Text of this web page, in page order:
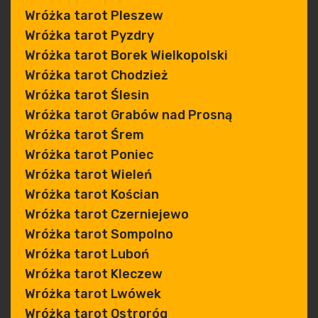
Wróżka tarot Pleszew
Wróżka tarot Pyzdry
Wróżka tarot Borek Wielkopolski
Wróżka tarot Chodzież
Wróżka tarot Ślesin
Wróżka tarot Grabów nad Prosną
Wróżka tarot Śrem
Wróżka tarot Poniec
Wróżka tarot Wieleń
Wróżka tarot Kościan
Wróżka tarot Czerniejewo
Wróżka tarot Sompolno
Wróżka tarot Luboń
Wróżka tarot Kleczew
Wróżka tarot Lwówek
Wróżka tarot Ostroróg